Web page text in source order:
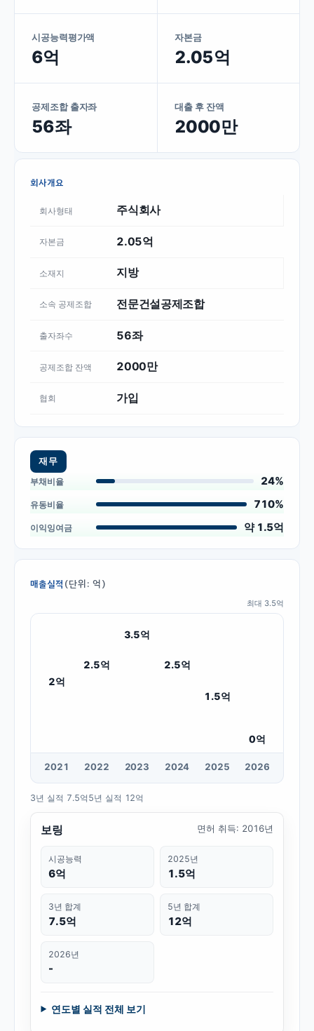
시공능력평가액
6억
자본금
2.05억
공제조합 출자좌
56좌
대출 후 잔액
2000만
회사개요
회사형태 주식회사
자본금 2.05억
소재지 지방
소속 공제조합 전문건설공제조합
출자좌수 56좌
공제조합 잔액 2000만
협회 가입
재무
부채비율
24%
유동비율 710%
이익잉여금 약 1.5억
매출실적 (단위: 억)
최대 3.5억
2억
2.5억
3.5억
2.5억
1.5억
0억
2021 2022 2023 2024 2025 2026
3년 실적 7.5억 5년 실적 12억
보링 면허 취득: 2016년
시공능력
6억
2025년
1.5억
3년 합계
7.5억
5년 합계
12억
2026년
-
연도별 실적 전체 보기